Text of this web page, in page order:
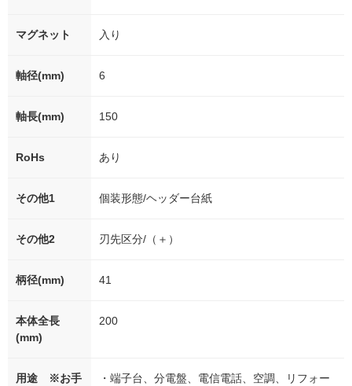
マグネット 入り
軸径(mm) 6
軸長(mm) 150
RoHs あり
その他1 個装形態/ヘッダー台紙
その他2 刃先区分/（＋）
柄径(mm) 41
本体全長
(mm)
200
用途 ※お手
・端子台、分電盤、電信電話、空調、リフォー